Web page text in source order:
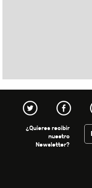
¿Quieres recibir
nuestro
Newsletter?